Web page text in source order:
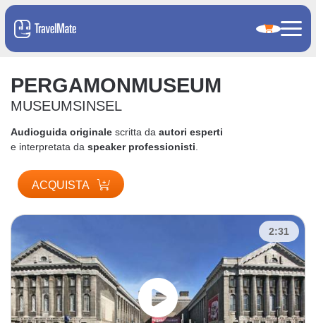
PERGAMONMUSEUM
MUSEUMSINSEL
Audioguida originale scritta da autori esperti
e interpretata da speaker professionisti
ACQUISTA
2:31